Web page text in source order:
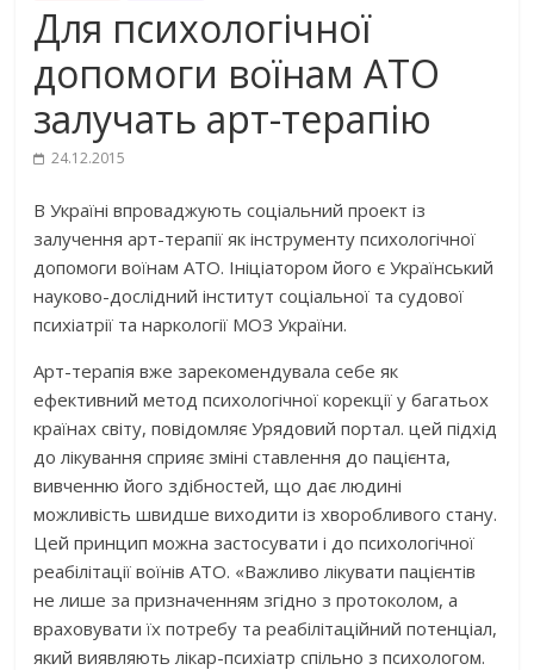
Для психологічної
допомоги воїнам АТО
залучать арт-терапію
24.12.2015
В Україні впроваджують соціальний проект із
залучення арт-терапії як інструменту психологічної
допомоги воїнам АТО. Ініціатором його є Український
науково-дослідний інститут соціальної та судової
психіатрії та наркології МОЗ України.
Арт-терапія вже зарекомендувала себе як
ефективний метод психологічної корекції у багатьох
країнах світу, повідомляє Урядовий портал. цей підхід
до лікування сприяє зміні ставлення до пацієнта,
вивченню його здібностей, що дає людині
можливість швидше виходити із хворобливого стану.
Цей принцип можна застосувати і до психологічної
реабілітації воїнів АТО. «Важливо лікувати пацієнтів
не лише за призначенням згідно з протоколом, а
враховувати їх потребу та реабілітаційний потенціал,
який виявляють лікар-психіатр спільно з психологом.